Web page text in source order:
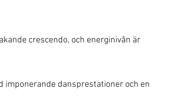
crescendo, och energinivån är
imponerande dansprestationer och en